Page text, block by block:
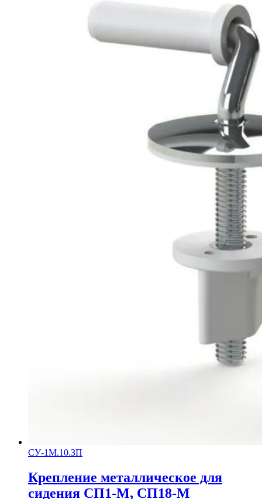
СУ-1М.10.ЗП
Крепление металлическое для
сидения СП1-М, СП18-М